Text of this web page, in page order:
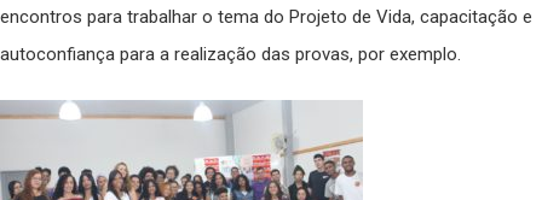
encontros para trabalhar o tema do Projeto de Vida, capacitação e
autoconfiança para a realização das provas, por exemplo.